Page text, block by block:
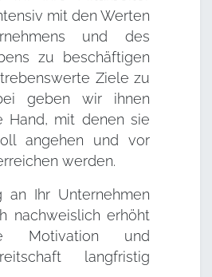
mit den Werten
und des
zu beschäftigen
Ziele zu
geben wir ihnen
Hand, mit denen sie
angehen und vor
werden.
an Ihr Unternehmen
nachweislich erhöht
Motivation und
langfristig